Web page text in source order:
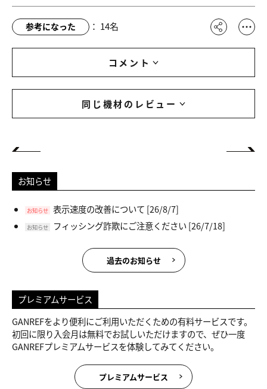
参考になった ： 14名
コメント
同じ機材のレビュー
お知らせ
お知らせ 表示速度の改善について [26/8/7]
お知らせ フィッシング詐欺にご注意ください[26/7/18]
過去のお知らせ
プレミアムサービス
GANREFをより便利にご利用いただくための有料サービスです。
初回に限り入会月は無料でお試しいただけますので、ぜひ一度
GANREFプレミアムサービスを体験してみてください。
プレミアムサービス